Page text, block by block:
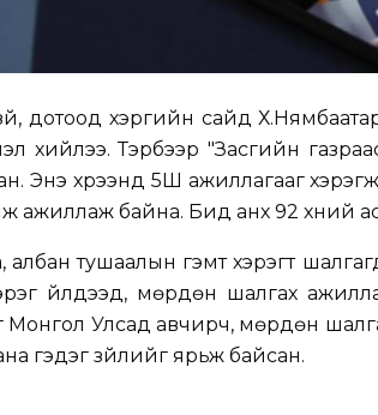
дотоод хэргийн сайд
хийлээ. Тэрбээр "Засгийн
Энэ хүрээнд 5Ш ажиллагааг
ажиллаж байна. Бид анх 92 хүний
албан тушаалын гэмт хэрэгт
үйлдээд, мөрдөн шалгах
Монгол Улсад авчирч, мөрдөн
гэдэг зүйлийг ярьж байсан.